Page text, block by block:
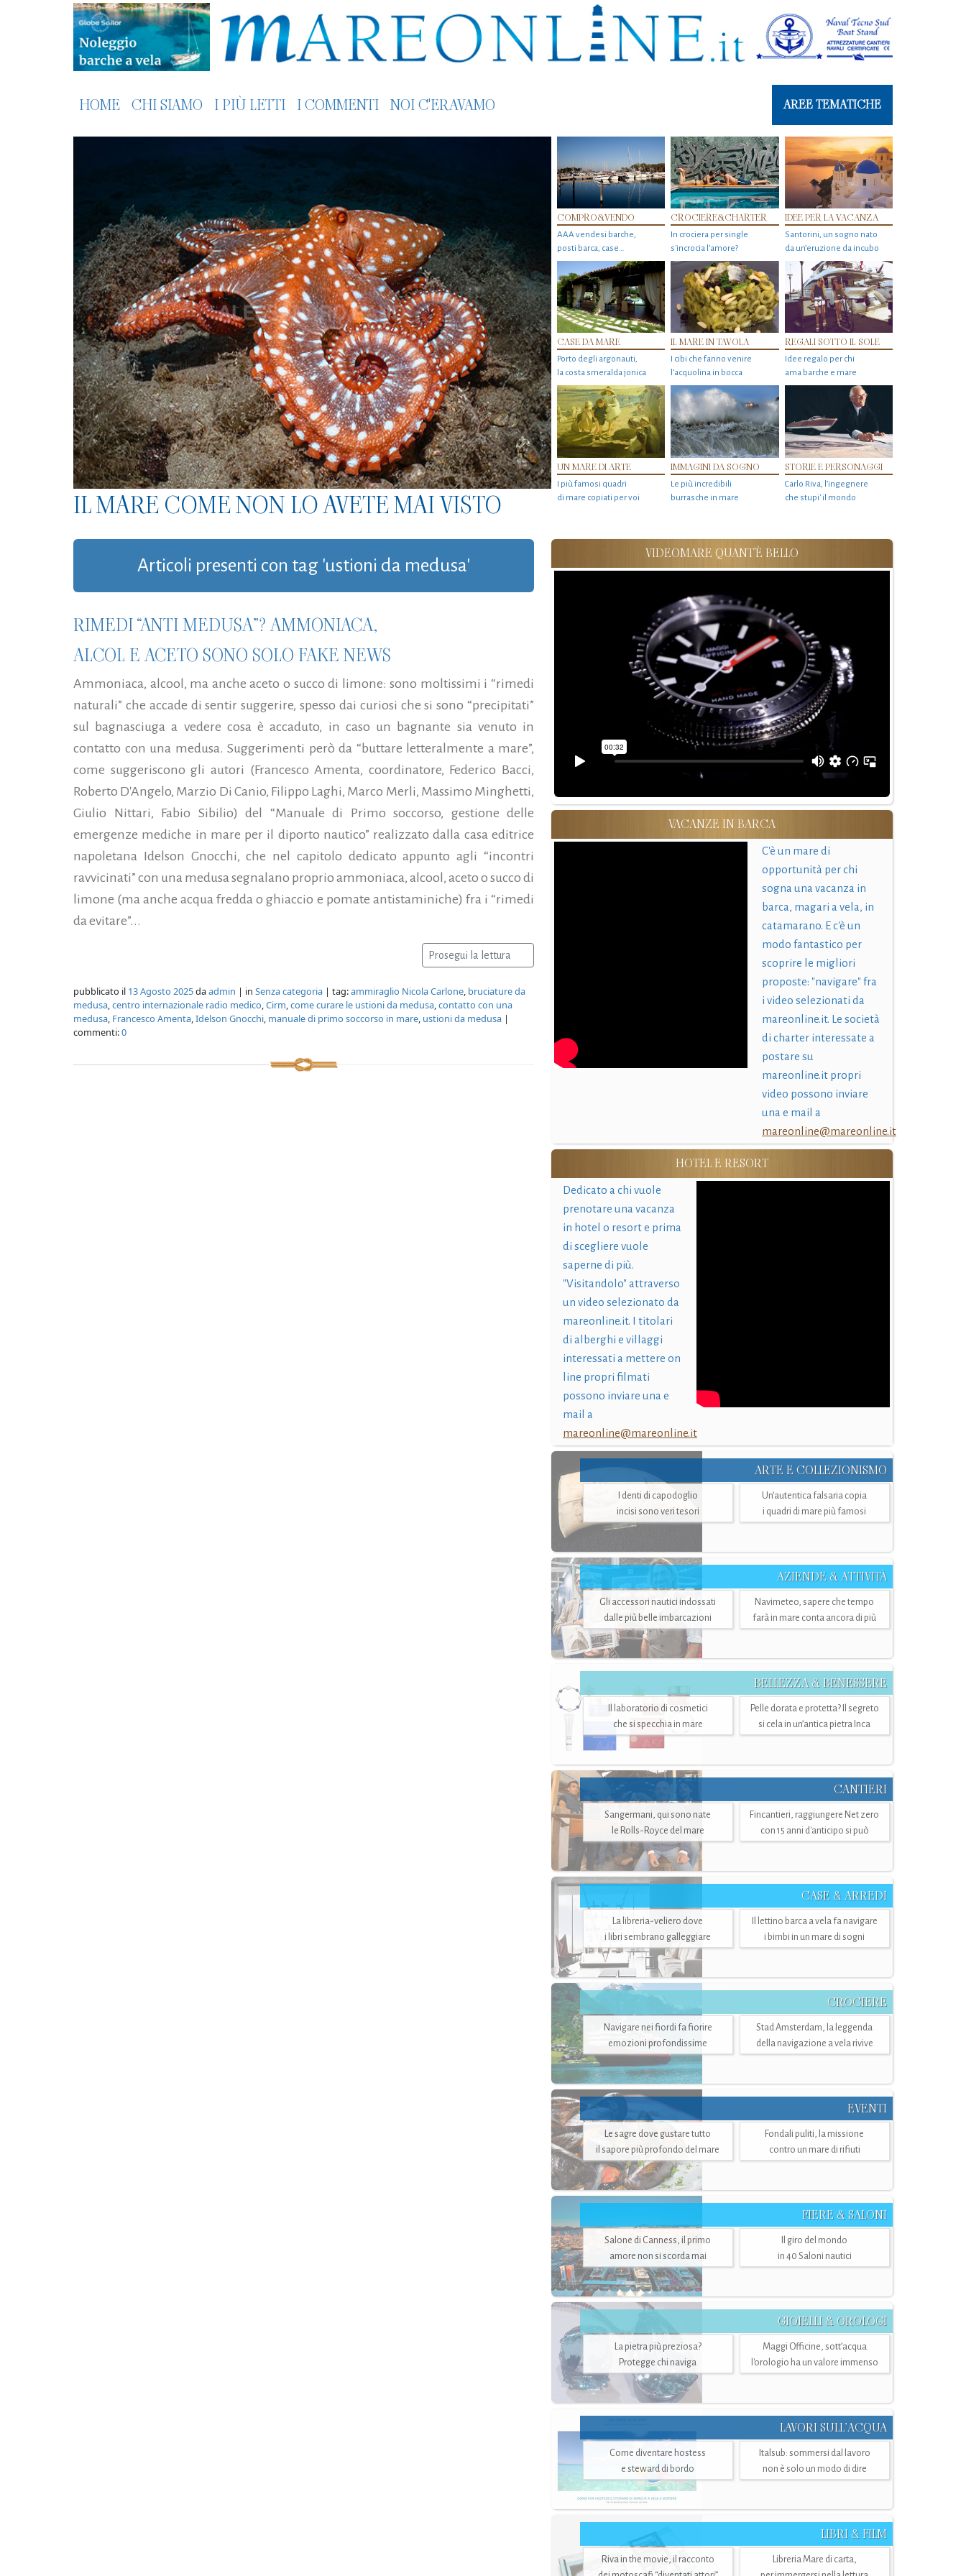
HOME CHI SIAMO I PIÙ LETTI I COMMENTI NOI C'ERAVAMO AREE TEMATICHE
IL MARE COME NON LO AVETE MAI VISTO
COMPRO&VENDO
AAA vendesi barche,
posti barca, case…
CROCIERE&CHARTER
In crociera per single
s'incrocia l’amore?
IDEE PER LA VACANZA
Santorini, un sogno nato
da un’eruzione da incubo
CASE DA MARE
Porto degli argonauti,
la costa smeralda jonica
IL MARE IN TAVOLA
I cibi che fanno venire
l’acquolina in bocca
REGALI SOTTO IL SOLE
Idee regalo per chi
ama barche e mare
UN MARE DI ARTE
I più famosi quadri
di mare copiati per voi
IMMAGINI DA SOGNO
Le più incredibili
burrasche in mare
STORIE E PERSONAGGI
Carlo Riva, l’ingegnere
che stupi' il mondo
Articoli presenti con tag 'ustioni da medusa'
RIMEDI “ANTI MEDUSA”? AMMONIACA,
ALCOL E ACETO SONO SOLO FAKE NEWS
Ammoniaca, alcool, ma anche aceto o succo di limone: sono moltissimi i “rimedi
naturali” che accade di sentir suggerire, spesso dai curiosi che si sono “precipitati”
sul bagnasciuga a vedere cosa è accaduto, in caso un bagnante sia venuto in
contatto con una medusa. Suggerimenti però da “buttare letteralmente a mare”,
come suggeriscono gli autori (Francesco Amenta, coordinatore, Federico Bacci,
Roberto D'Angelo, Marzio Di Canio, Filippo Laghi, Marco Merli, Massimo Minghetti,
Giulio Nittari, Fabio Sibilio) del “Manuale di Primo soccorso, gestione delle
emergenze mediche in mare per il diporto nautico” realizzato dalla casa editrice
napoletana Idelson Gnocchi, che nel capitolo dedicato appunto agli “incontri
ravvicinati” con una medusa segnalano proprio ammoniaca, alcool, aceto o succo di
limone (ma anche acqua fredda o ghiaccio e pomate antistaminiche) fra i “rimedi
da evitare”...
Prosegui la lettura
pubblicato il 13 Agosto 2025daadmin | in Senza categoria | tag:ammiraglio Nicola Carlone, bruciature da
medusa,centro internazionale radio medico,Cirm,come curare le ustioni da medusa,contatto con una
medusa, Francesco Amenta,Idelson Gnocchi, manuale di primo soccorso in mare, ustioni da medusa |
commenti:0
VIDEOMARE QUANT'È BELLO
VACANZE IN BARCA
C'è un mare di
opportunità per chi
sogna una vacanza in
barca, magari a vela, in
catamarano. E c'è un
modo fantastico per
scoprire le migliori
proposte: "navigare" fra
i video selezionati da
mareonline.it. Le società
di charter interessate a
postare su
mareonline.it propri
video possono inviare
una e mail a
mareonline@mareonline.it
HOTEL E RESORT
Dedicato a chi vuole
prenotare una vacanza
in hotel o resort e prima
di scegliere vuole
saperne di più.
"Visitandolo" attraverso
un video selezionato da
mareonline.it. I titolari
di alberghi e villaggi
interessati a mettere on
line propri filmati
possono inviare una e
mail a
mareonline@mareonline.it
ARTE E COLLEZIONISMO
I denti di capodoglio
incisi sono veri tesori
Un’autentica falsaria copia
i quadri di mare più famosi
AZIENDE & ATTIVITÀ
Gli accessori nautici indossati
dalle più belle imbarcazioni
Navimeteo, sapere che tempo
farà in mare conta ancora di più
BELLEZZA & BENESSERE
Il laboratorio di cosmetici
che si specchia in mare
Pelle dorata e protetta? Il segreto
si cela in un’antica pietra Inca
CANTIERI
Sangermani, qui sono nate
le Rolls-Royce del mare
Fincantieri, raggiungere Net zero
con 15 anni d'anticipo si può
CASE & ARREDI
La libreria-veliero dove
i libri sembrano galleggiare
Il lettino barca a vela fa navigare
i bimbi in un mare di sogni
CROCIERE
Navigare nei fiordi fa fiorire
emozioni profondissime
Stad Amsterdam, la leggenda
della navigazione a vela rivive
EVENTI
Le sagre dove gustare tutto
il sapore più profondo del mare
Fondali puliti, la missione
contro un mare di rifiuti
FIERE & SALONI
Salone di Canness, il primo
amore non si scorda mai
Il giro del mondo
in 40 Saloni nautici
GIOIELLI & OROLOGI
La pietra più preziosa?
Protegge chi naviga
Maggi Officine, sott’acqua
l'orologio ha un valore immenso
LAVORI SULL’ACQUA
Come diventare hostess
e steward di bordo
Italsub: sommersi dal lavoro
non è solo un modo di dire
LIBRI & FILM
Riva in the movie, il racconto
Libreria Mare di carta,